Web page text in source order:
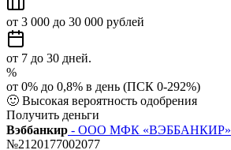
от 3 000 до 30 000 рублей
от 7 до 30 дней.
%
от 0% до 0,8% в день (ПСК 0-292%)
🙂 Высокая вероятность одобрения
Получить деньги
Вэббанкир - ООО МФК «ВЭББАНКИР»
№2120177002077